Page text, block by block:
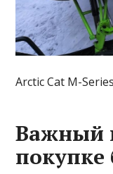
Arctic Cat M-Series
Важный
покупке